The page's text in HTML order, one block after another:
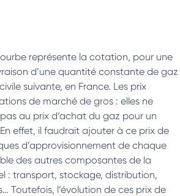
représente la cotation, pour une
d’une quantité constante de gaz
suivante, en France. Les prix
de marché de gros : elles ne
au prix d’achat du gaz pour un
effet, il faudrait ajouter à ce prix de
d’approvisionnement de chaque
des autres composantes de la
: transport, stockage, distribution,
Toutefois, l’évolution de ces prix de